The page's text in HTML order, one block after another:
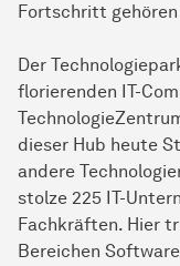
Fortschritt
Der
florierenden IT-
dieser Hub heute
andere
stolze 225 IT-
Fachkräften. Hier
Bereichen